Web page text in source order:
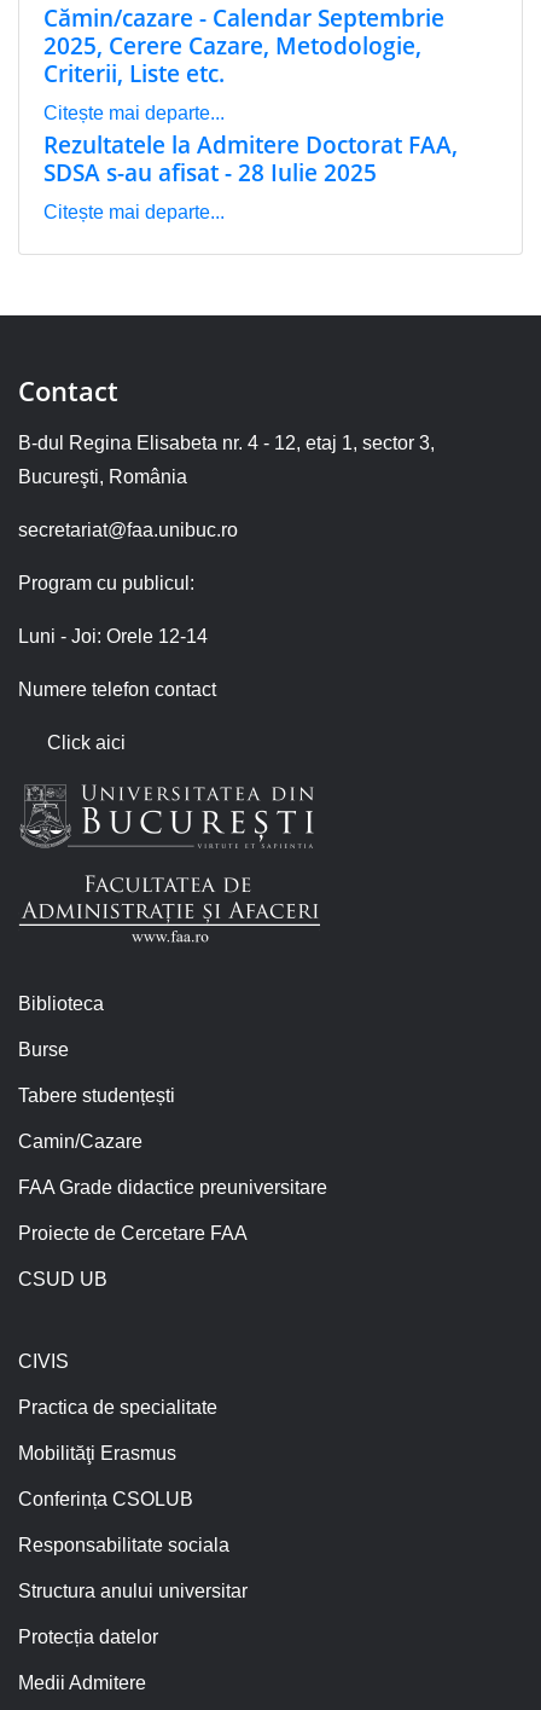
Cămin/cazare - Calendar Septembrie
2025, Cerere Cazare, Metodologie,
Criterii, Liste etc.
Citește mai departe...
Rezultatele la Admitere Doctorat FAA,
SDSA s-au afisat - 28 Iulie 2025
Citește mai departe...
Contact
B-dul Regina Elisabeta nr. 4 - 12, etaj 1, sector 3,
Bucureşti, România
secretariat@faa.unibuc.ro
Program cu publicul:
Luni - Joi: Orele 12-14
Numere telefon contact
Click aici
Biblioteca
Burse
Tabere studențești
Camin/Cazare
FAA Grade didactice preuniversitare
Proiecte de Cercetare FAA
CSUD UB
CIVIS
Practica de specialitate
Mobilităţi Erasmus
Conferința CSOLUB
Responsabilitate sociala
Structura anului universitar
Protecția datelor
Medii Admitere